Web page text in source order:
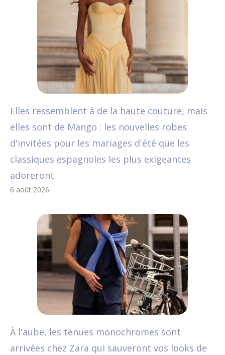
Elles ressemblent à de la haute couture, mais
elles sont de Mango : les nouvelles robes
d'invitées pour les mariages d'été que les
classiques espagnoles les plus exigeantes
adoreront
6 août 2026
À l'aube, les tenues monochromes sont
arrivées chez Zara qui sauveront vos looks de